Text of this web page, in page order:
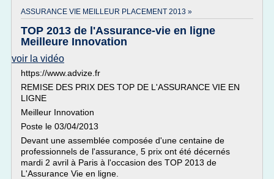
ASSURANCE VIE MEILLEUR PLACEMENT 2013 »
TOP 2013 de l'Assurance-vie en ligne
Meilleure Innovation
voir la vidéo
https://www.advize.fr
REMISE DES PRIX DES TOP DE L'ASSURANCE VIE EN
LIGNE
Meilleur Innovation
Poste le 03/04/2013
Devant une assemblée composée d'une centaine de
professionnels de l'assurance, 5 prix ont été décernés
mardi 2 avril à Paris à l'occasion des TOP 2013 de
L'Assurance Vie en ligne.